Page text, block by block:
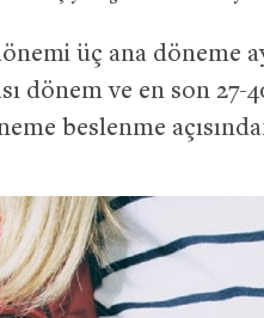
üç ana döneme
dönem ve en son
beslenme